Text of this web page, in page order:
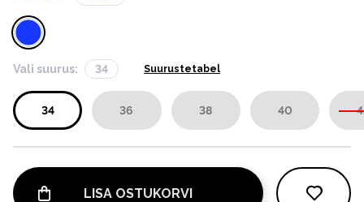
Vali suurus: 34 Suurustetabel
34 36 38 40
LISA OSTUKORVI